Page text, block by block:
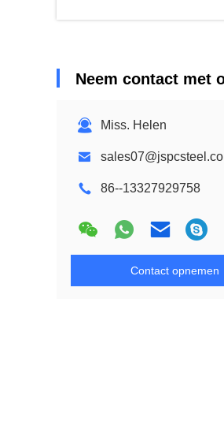
Neem contact met
Miss. Helen
86--13327929758
Contact opnemen